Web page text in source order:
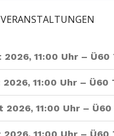
2026, 11:00 Uhr – Ü60
2026, 11:00 Uhr – Ü60
2026, 11:00 Uhr –